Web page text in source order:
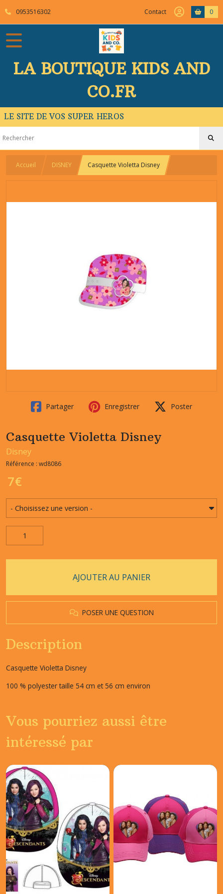
0953516302 Contact 0
LA BOUTIQUE KIDS AND
CO.FR
LE SITE DE VOS SUPER HEROS
Accueil DISNEY Casquette Violetta Disney
Partager Enregistrer Poster
Casquette Violetta Disney
Disney
Référence : wd8086
7€
AJOUTER AU PANIER
POSER UNE QUESTION
Description
Casquette Violetta Disney
100 % polyester taille 54 cm et 56 cm environ
Vous pourriez aussi être
intéressé par